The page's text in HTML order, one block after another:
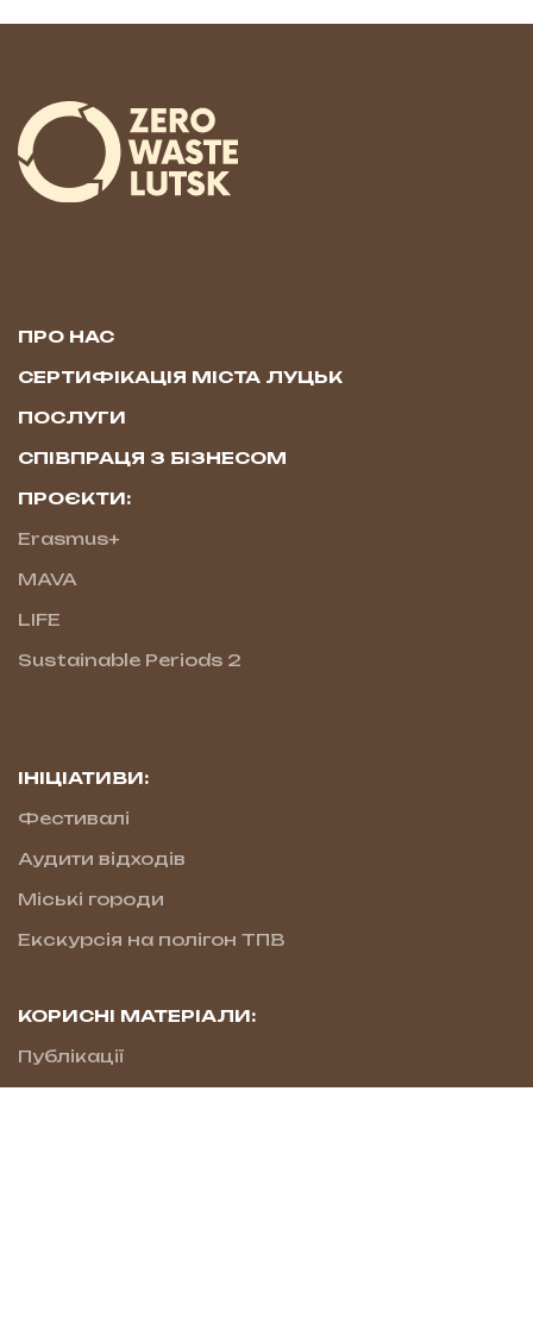
ПРО НАС
СЕРТИФІКАЦІЯ МІСТА ЛУЦЬК
ПОСЛУГИ
СПІВПРАЦЯ З БІЗНЕСОМ
ПРОЄКТИ:
Erasmus+
MAVA
LIFE
Sustainable Periods 2
ІНІЦІАТИВИ:
Фестивалі
Аудити відходів
Міські городи
Екскурсія на полігон ТПВ
КОРИСНІ МАТЕРІАЛИ:
Публікації